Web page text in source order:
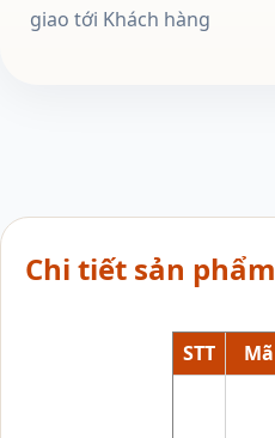
giao tới Khách hàng
Chi tiết sản phẩm
STT Mã